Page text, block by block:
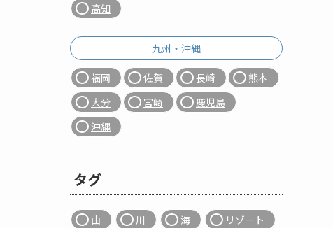
高知
九州・沖縄
福岡 佐賀 長崎
熊本
大分
宮崎
鹿児島
沖縄
タグ
山 川 海
リゾート